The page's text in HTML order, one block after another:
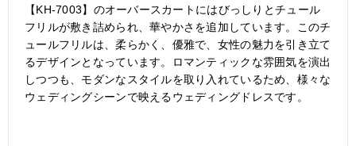
【KH-7003】のオーバースカートにはびっしりとチュール
フリルが敷き詰められ、華やかさを追加しています。このチ
ュールフリルは、柔らかく、優雅で、女性の魅力を引き立て
るデザインとなっています。ロマンティックな雰囲気を演出
しつつも、モダンなスタイルを取り入れているため、様々な
ウェディングシーンで映えるウェディングドレスです。